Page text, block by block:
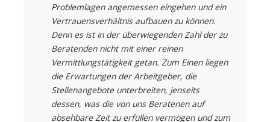
Problemlagen angemessen eingehen und ein
Vertrauensverhältnis aufbauen zu können.
Denn es ist in der überwiegenden Zahl der zu
Beratenden nicht mit einer reinen
Vermittlungstätigkeit getan. Zum Einen liegen
die Erwartungen der Arbeitgeber, die
Stellenangebote unterbreiten, jenseits
dessen, was die von uns Beratenen auf
absehbare Zeit zu erfüllen vermögen und zum